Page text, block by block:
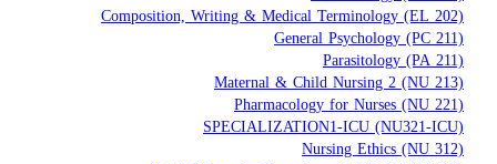
Composition, Writing & Medical Terminology (EL 202)
General Psychology (PC 211)
Parasitology (PA 211)
Maternal & Child Nursing 2 (NU 213)
Pharmacology for Nurses (NU 221)
SPECIALIZATION1-ICU (NU321-ICU)
Nursing Ethics (NU 312)